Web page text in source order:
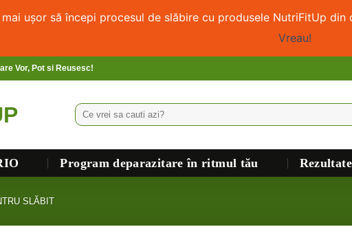
ușor să începi procesul de slăbire cu produsele NutriFitUp
Vreau!
Vor, Pot si Reusesc!
Program deparazitare în ritmul tău Rezultate
SLĂBIT